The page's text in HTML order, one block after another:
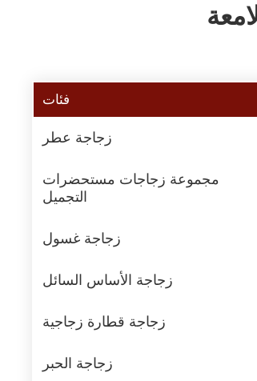
فئات
زجاجة عطر
مجموعة زجاجات مستحضرات
التجميل
زجاجة غسول
زجاجة الأساس السائل
زجاجة قطارة زجاجية
زجاجة الحبر